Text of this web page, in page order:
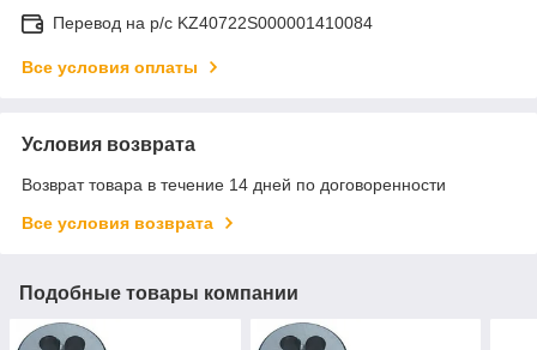
Перевод на р/с KZ40722S000001410084
Все условия оплаты
Условия возврата
Возврат товара в течение 14 дней по договоренности
Все условия возврата
Подобные товары компании